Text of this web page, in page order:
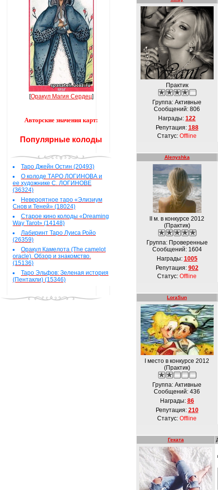
[Оракул Магия Сердец]
Авторские значения карт:
Популярные колоды
Таро Джейн Остин (20493)
О колоде ТАРО ЛОГИНОВА и
ее художнике С. ЛОГИНОВЕ
(36324)
Невероятное таро «Элизиум
Снов и Теней» (18024)
Старое кино колоды «Dreaming
Way Tarot» (14148)
Лабиринт Таро Луиса Ройо
(26359)
Оракул Камелота (The camelot
oracle). Обзор и знакомство.
(15136)
Таро Эльфов: Зеленая история
(Пентакли) (15346)
Практик
Группа: Активные
Сообщений: 806
Награды: 122
Репутация: 188
Статус: Offline
Alenyshka
II м. в конкурсе 2012
(Практик)
Группа: Проверенные
Сообщений: 1604
Награды: 1005
Репутация: 902
Статус: Offline
LoraSun
I место в конкурсе 2012
(Практик)
Группа: Активные
Сообщений: 436
Награды: 86
Репутация: 210
Статус: Offline
Геката